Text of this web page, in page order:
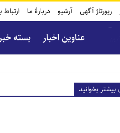
رپورتاژ آگهی آرشیو دربارۀ ما ارتباط
عناوین اخبار بسته
بیشتر بخوانید